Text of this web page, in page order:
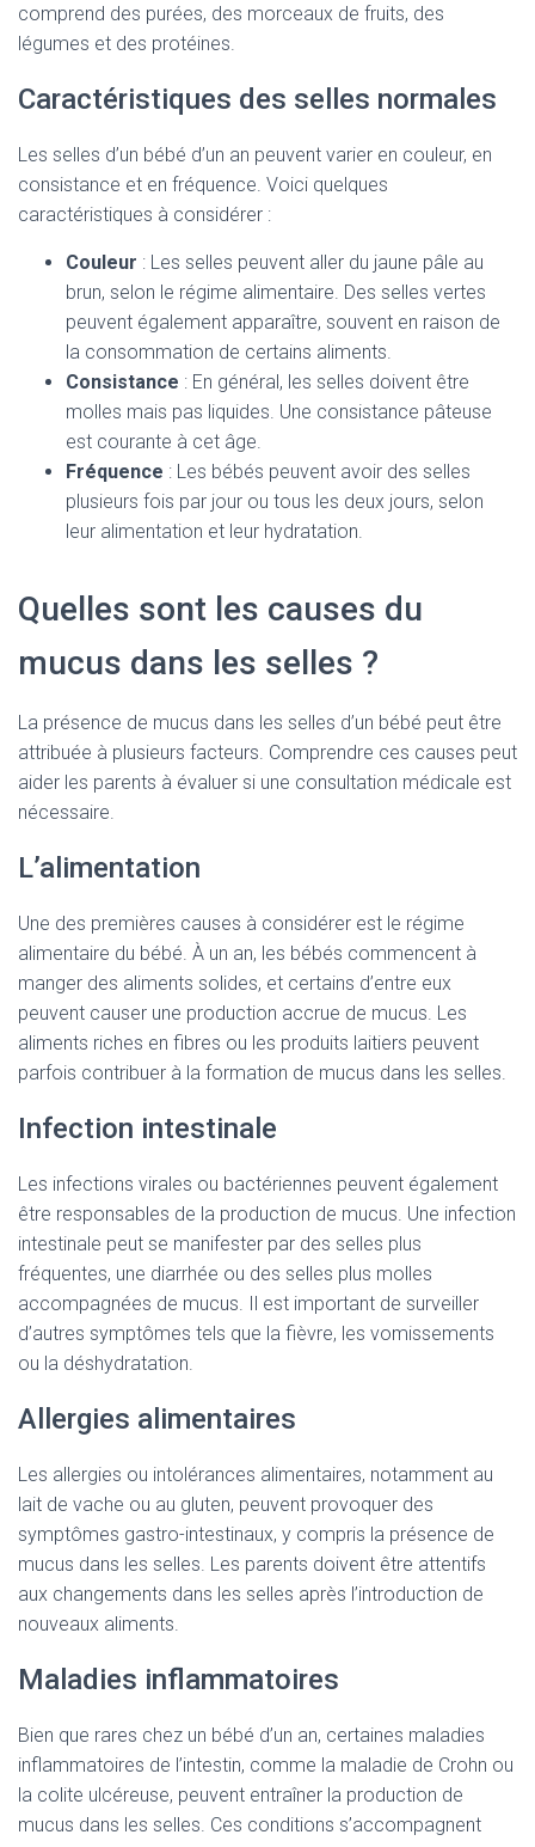
comprend des purées, des morceaux de fruits, des
légumes et des protéines.
Caractéristiques des selles normales
Les selles d’un bébé d’un an peuvent varier en couleur, en
consistance et en fréquence. Voici quelques
caractéristiques à considérer :
Couleur : Les selles peuvent aller du jaune pâle au
brun, selon le régime alimentaire. Des selles vertes
peuvent également apparaître, souvent en raison de
la consommation de certains aliments.
Consistance : En général, les selles doivent être
molles mais pas liquides. Une consistance pâteuse
est courante à cet âge.
Fréquence : Les bébés peuvent avoir des selles
plusieurs fois par jour ou tous les deux jours, selon
leur alimentation et leur hydratation.
Quelles sont les causes du
mucus dans les selles ?
La présence de mucus dans les selles d’un bébé peut être
attribuée à plusieurs facteurs. Comprendre ces causes peut
aider les parents à évaluer si une consultation médicale est
nécessaire.
L’alimentation
Une des premières causes à considérer est le régime
alimentaire du bébé. À un an, les bébés commencent à
manger des aliments solides, et certains d’entre eux
peuvent causer une production accrue de mucus. Les
aliments riches en fibres ou les produits laitiers peuvent
parfois contribuer à la formation de mucus dans les selles.
Infection intestinale
Les infections virales ou bactériennes peuvent également
être responsables de la production de mucus. Une infection
intestinale peut se manifester par des selles plus
fréquentes, une diarrhée ou des selles plus molles
accompagnées de mucus. Il est important de surveiller
d’autres symptômes tels que la fièvre, les vomissements
ou la déshydratation.
Allergies alimentaires
Les allergies ou intolérances alimentaires, notamment au
lait de vache ou au gluten, peuvent provoquer des
symptômes gastro-intestinaux, y compris la présence de
mucus dans les selles. Les parents doivent être attentifs
aux changements dans les selles après l’introduction de
nouveaux aliments.
Maladies inflammatoires
Bien que rares chez un bébé d’un an, certaines maladies
inflammatoires de l’intestin, comme la maladie de Crohn ou
la colite ulcéreuse, peuvent entraîner la production de
mucus dans les selles. Ces conditions s’accompagnent